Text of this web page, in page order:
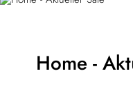
Home -